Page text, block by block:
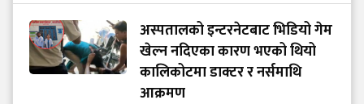
अस्पतालको इन्टरनेटबाट भिडियो गेम
खेल्न नदिएका कारण भएको थियो
कालिकोटमा डाक्टर र नर्समाथि
आक्रमण